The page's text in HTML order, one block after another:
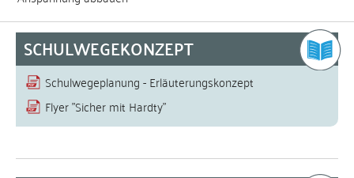
SCHULWEGEKONZEPT
Schulwegeplanung - Erläuterungskonzept
Flyer "Sicher mit Hardty"